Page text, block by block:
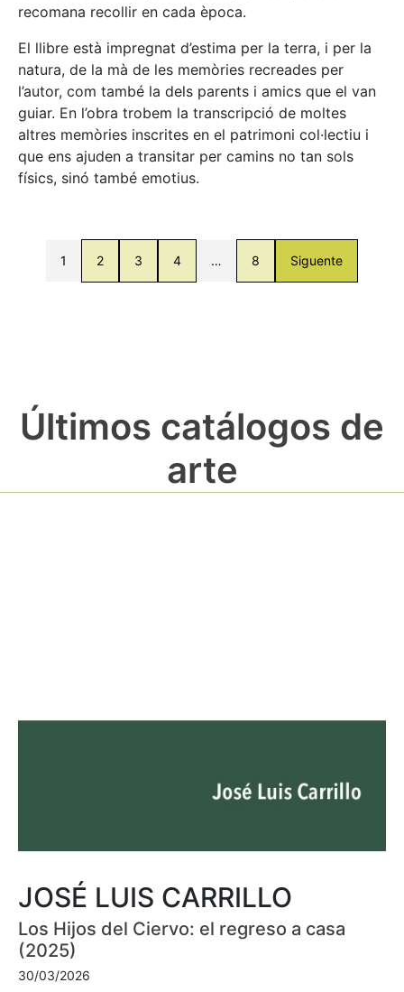
recomana recollir en cada època.
El llibre està impregnat d’estima per la terra, i per la
natura, de la mà de les memòries recreades per
l’autor, com també la dels parents i amics que el van
guiar. En l’obra trobem la transcripció de moltes
altres memòries inscrites en el patrimoni col·lectiu i
que ens ajuden a transitar per camins no tan sols
físics, sinó també emotius.
1 2 3 4 … 8 Siguente
Últimos catálogos de
arte
JOSÉ LUIS CARRILLO
Los Hijos del Ciervo: el regreso a casa
(2025)
30/03/2026